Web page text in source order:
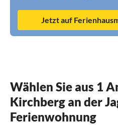
Jetzt auf
Wählen Sie aus 1
Kirchberg an der
Ferienwohnung